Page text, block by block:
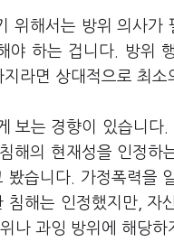
위해서는 방위 의사가
야 하는 겁니다. 방위
라면 상대적으로 최
보는 경향이 있습니
해의 현재성을 인정
습니다. 가정폭력을
해는 인정했지만,
나 과잉 방위에 해당하